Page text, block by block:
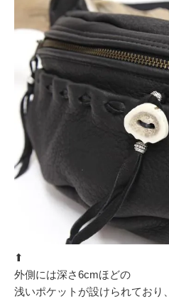
⬆︎
外側には深さ6cmほどの
浅いポケットが設けられており、